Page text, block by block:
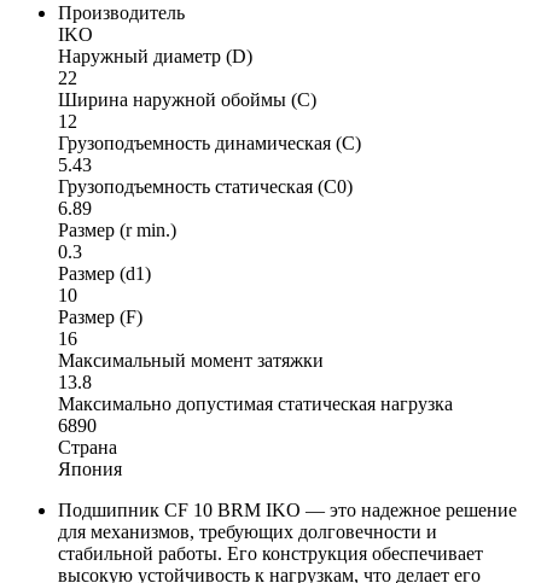
Производитель
IKO
Наружный диаметр (D)
22
Ширина наружной обоймы (C)
12
Грузоподъемность динамическая (C)
5.43
Грузоподъемность статическая (C0)
6.89
Размер (r min.)
0.3
Размер (d1)
10
Размер (F)
16
Максимальный момент затяжки
13.8
Максимально допустимая статическая нагрузка
6890
Страна
Япония
Подшипник CF 10 BRM IKO — это надежное решение
для механизмов, требующих долговечности и
стабильной работы. Его конструкция обеспечивает
высокую устойчивость к нагрузкам, что делает его